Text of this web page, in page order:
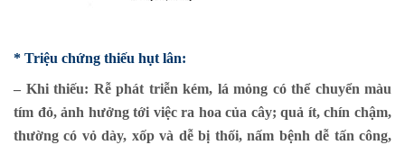
* Triệu chứng thiếu hụt lân:
– Khi thiếu: Rễ phát triễn kém, lá mỏng có thể chuyển màu
tím đỏ, ảnh hưởng tới việc ra hoa của cây; quả ít, chín chậm,
thường có vỏ dày, xốp và dễ bị thối, nấm bệnh dễ tấn công,